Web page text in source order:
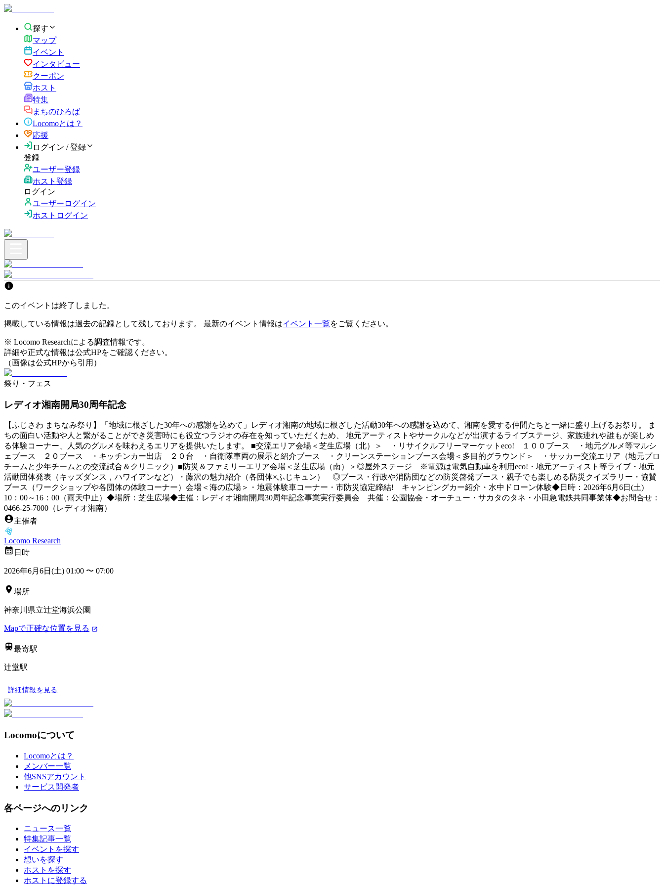
探す
マップ
イベント
インタビュー
クーポン
ホスト
特集
まちのひろば
Locomoとは？
応援
ログイン / 登録
登録
ユーザー登録
ホスト登録
ログイン
ユーザーログイン
ホストログイン
このイベントは終了しました。
掲載している情報は過去の記録として残しております。 最新のイベント情報はイベント一覧をご覧ください。
※ Locomo Researchによる調査情報です。
詳細や正式な情報は公式HPをご確認ください。
（画像は公式HPから引用）
祭り・フェス
レディオ湘南開局30周年記念
【ふじさわ まちなみ祭り】「地域に根ざした30年への感謝を込めて」レディオ湘南の地域に根ざした活動30年への感謝を込めて、湘南を愛する仲間たちと一緒に盛り上げるお祭り。 ま
ちの面白い活動や人と繋がることができ災害時にも役立つラジオの存在を知っていただくため、 地元アーティストやサークルなどが出演するライブステージ、家族連れや誰もが楽しめ
る体験コーナー、人気のグルメを味わえるエリアを提供いたします。 ■交流エリア会場＜芝生広場（北）＞ ・リサイクルフリーマーケットeco! １００ブース ・地元グルメ等マルシ
ェブース ２０ブース ・キッチンカー出店 ２０台 ・自衛隊車両の展示と紹介ブース ・クリーンステーションブース会場＜多目的グラウンド＞ ・サッカー交流エリア（地元プロ
チームと少年チームとの交流試合＆クリニック）■防災＆ファミリーエリア会場＜芝生広場（南）＞◎屋外ステージ ※電源は電気自動車を利用eco!・地元アーティスト等ライブ・地元
活動団体発表（キッズダンス，ハワイアンなど）・藤沢の魅力紹介（各団体×ふじキュン） ◎ブース・行政や消防団などの防災啓発ブース・親子でも楽しめる防災クイズラリー・協賛
ブース（ワークショップや各団体の体験コーナー）会場＜海の広場＞・地震体験車コーナー・市防災協定締結! キャンピングカー紹介・水中ドローン体験◆日時：2026年6月6日(土)
10：00～16：00（雨天中止）◆場所：芝生広場◆主催：レディオ湘南開局30周年記念事業実行委員会 共催：公園協会・オーチュー・サカタのタネ・小田急電鉄共同事業体◆お問合せ：
0466-25-7000（レディオ湘南）
主催者
Locomo Research
日時
2026年6月6日(土) 01:00 〜 07:00
場所
神奈川県立辻堂海浜公園
Mapで正確な位置を見る
最寄駅
辻堂駅
詳細情報を見る
Locomoについて
Locomoとは？
メンバー一覧
他SNSアカウント
サービス開発者
各ページへのリンク
ニュース一覧
特集記事一覧
イベントを探す
想いを探す
ホストを探す
ホストに登録する